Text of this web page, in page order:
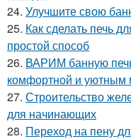
24. Улучшите свою
25. Как сделать печь
простой способ
26. ВАРИМ банную
комфортной и уютным
27. Строительство
для начинающих
28. Переход на пену